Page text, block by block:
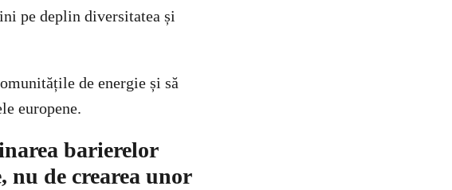
pe deplin diversitatea și
de energie și să
europene.
barierelor
nu de crearea unor